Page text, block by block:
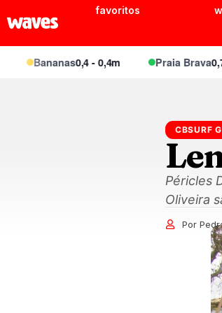
favoritos
Bananas0,4 - 0,4m Praia Brava0,7 -
CBSURF
Péricles
Oliveira
Por